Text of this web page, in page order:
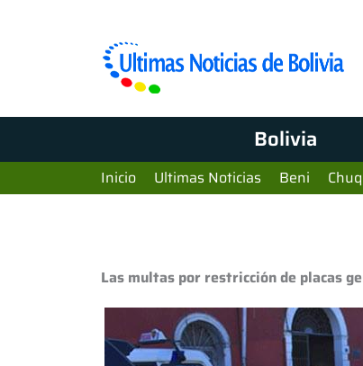
Bolivia
Inicio Ultimas Noticias Beni
Las multas por restricción de placas